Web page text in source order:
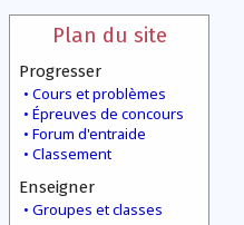
Plan du site
Progresser
Cours et problèmes
Épreuves de concours
Forum d'entraide
Classement
Enseigner
Groupes et classes